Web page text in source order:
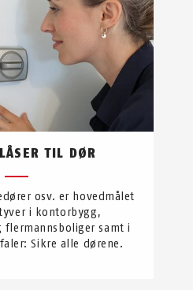
TIL DØR
osv. er hovedmålet
i kontorbygg,
samt i
Sikre alle dørene.